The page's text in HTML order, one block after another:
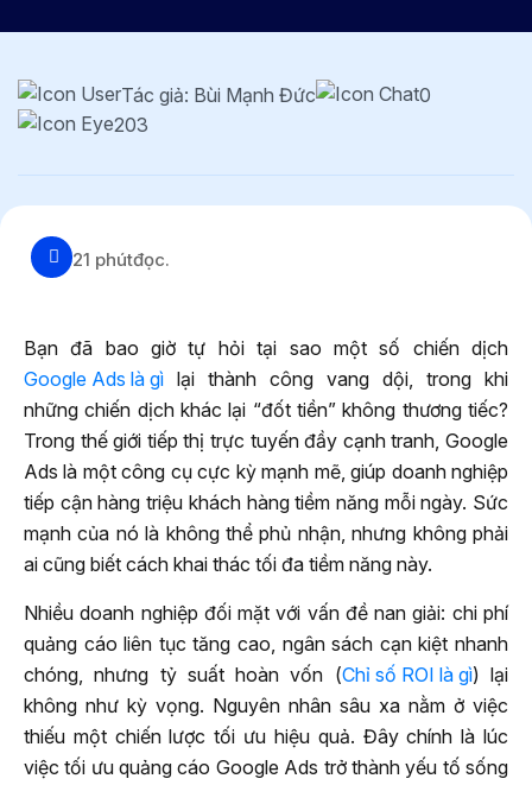
Tác giả: Bùi Mạnh Đức
0
203
21 phútđọc.
Bạn đã bao giờ tự hỏi tại sao một số chiến dịch
Google Ads là gì lại thành công vang dội, trong khi
những chiến dịch khác lại “đốt tiền” không thương tiếc?
Trong thế giới tiếp thị trực tuyến đầy cạnh tranh, Google
Ads là một công cụ cực kỳ mạnh mẽ, giúp doanh nghiệp
tiếp cận hàng triệu khách hàng tiềm năng mỗi ngày. Sức
mạnh của nó là không thể phủ nhận, nhưng không phải
ai cũng biết cách khai thác tối đa tiềm năng này.
Nhiều doanh nghiệp đối mặt với vấn đề nan giải: chi phí
quảng cáo liên tục tăng cao, ngân sách cạn kiệt nhanh
chóng, nhưng tỷ suất hoàn vốn (Chỉ số ROI là gì) lại
không như kỳ vọng. Nguyên nhân sâu xa nằm ở việc
thiếu một chiến lược tối ưu hiệu quả. Đây chính là lúc
việc tối ưu quảng cáo Google Ads trở thành yếu tố sống